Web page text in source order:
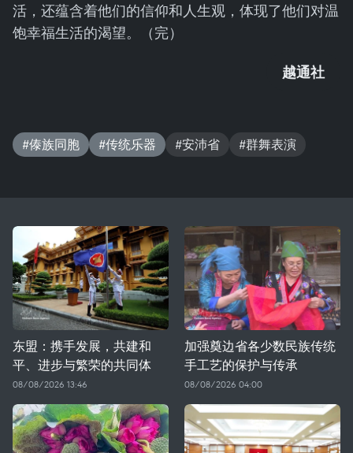
活，还蕴含着他们的信仰和人生观，体现了他们对温
饱幸福生活的渴望。（完）
越通社
#傣族同胞 #传统乐器 #安沛省 #群舞表演
东盟：携手发展，共建和
平、进步与繁荣的共同体
08/08/2026 13:46
加强奠边省各少数民族传统
手工艺的保护与传承
08/08/2026 04:00